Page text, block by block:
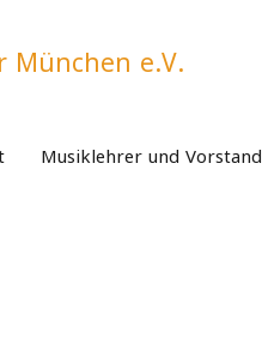
München e.V.
Musiklehrer und Vorstand